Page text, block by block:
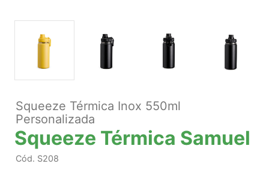
Squeeze Térmica Inox 550ml
Personalizada
Squeeze Térmica Samuel
Cód. S208